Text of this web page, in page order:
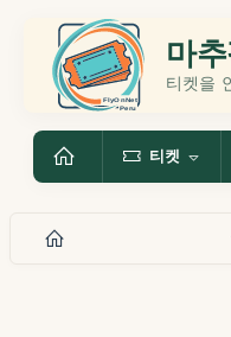
마
티켓을
티켓